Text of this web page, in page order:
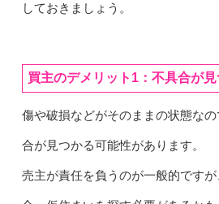
しておきましょう。
買主のデメリット1：不具合が
傷や破損などがそのままの状態な
合が見つかる可能性があります。
売主が責任を負うのが一般的です